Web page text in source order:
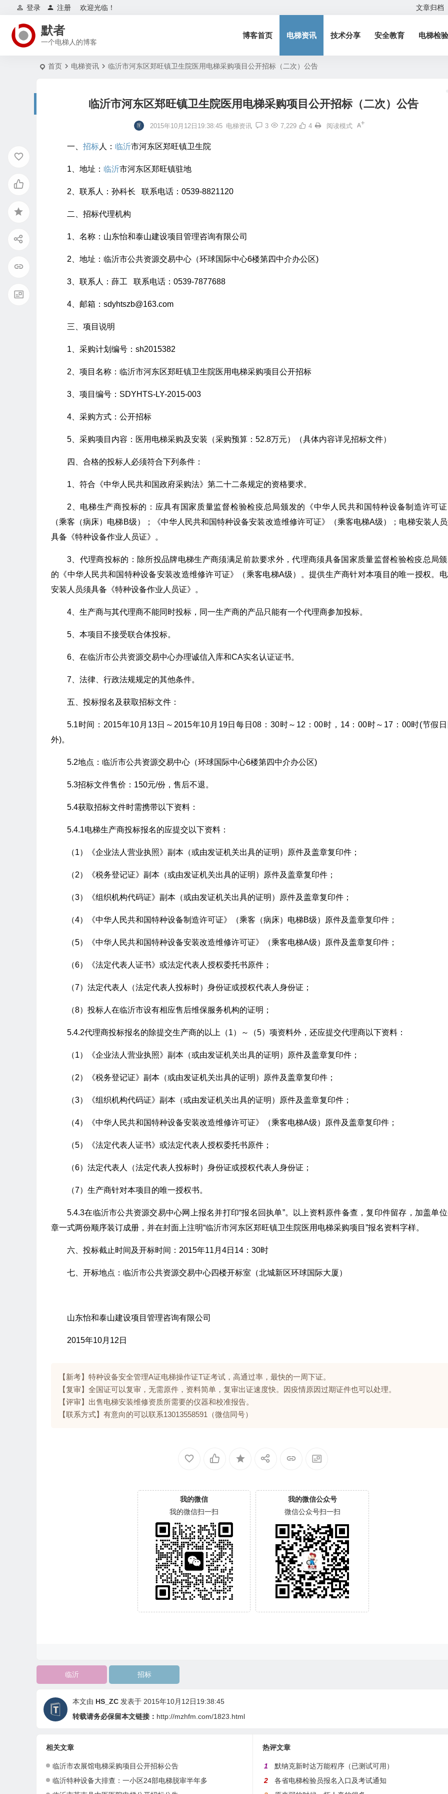
欢迎光临！
登录 注册 文章归档
默者
一个电梯人的博客
博客首页 电梯资讯 技术分享 安全教育 电梯检验
首页 电梯资讯 临沂市河东区郑旺镇卫生院医用电梯采购项目公开招标（二次）公告
临沂市河东区郑旺镇卫生院医用电梯采购项目公开招标（二次）公告
2015年10月12日19:38:45 电梯资讯 3 7,229 4 阅读模式
一、 招标人： 临沂市河东区郑旺镇卫生院
1、地址： 临沂市河东区郑旺镇驻地
2、联系人：孙科长 联系电话：0539-8821120
二、招标代理机构
1、名称：山东怡和泰山建设项目管理咨询有限公司
2、地址：临沂市公共资源交易中心（环球国际中心6楼第四中介办公区)
3、联系人：薛工 联系电话：0539-7877688
4、邮箱：sdyhtszb@163.com
三、项目说明
1、采购计划编号：sh2015382
2、项目名称：临沂市河东区郑旺镇卫生院医用电梯采购项目公开招标
3、项目编号：SDYHTS-LY-2015-003
4、采购方式：公开招标
5、采购项目内容：医用电梯采购及安装（采购预算：52.8万元）（具体内容详见招标文件）
四、合格的投标人必须符合下列条件：
1、符合《中华人民共和国政府采购法》第二十二条规定的资格要求。
2、电梯生产商投标的：应具有国家质量监督检验检疫总局颁发的《中华人民共和国特种设备制造许可
（乘客（病床）电梯B级）；《中华人民共和国特种设备安装改造维修许可证》（乘客电梯A级）；电梯安装人
具备《特种设备作业人员证》。
3、代理商投标的：除所投品牌电梯生产商须满足前款要求外，代理商须具备国家质量监督检验检疫总局
的《中华人民共和国特种设备安装改造维修许可证》（乘客电梯A级）。提供生产商针对本项目的唯一授权。
安装人员须具备《特种设备作业人员证》。
4、生产商与其代理商不能同时投标，同一生产商的产品只能有一个代理商参加投标。
5、本项目不接受联合体投标。
6、在临沂市公共资源交易中心办理诚信入库和CA实名认证证书。
7、法律、行政法规规定的其他条件。
五、投标报名及获取招标文件：
5.1时间：2015年10月13日～2015年10月19日每日08：30时～12：00时，14：00时～17：00时(节假
外)。
5.2地点：临沂市公共资源交易中心（环球国际中心6楼第四中介办公区)
5.3招标文件售价：150元/份，售后不退。
5.4获取招标文件时需携带以下资料：
5.4.1电梯生产商投标报名的应提交以下资料：
（1）《企业法人营业执照》副本（或由发证机关出具的证明）原件及盖章复印件；
（2）《税务登记证》副本（或由发证机关出具的证明）原件及盖章复印件；
（3）《组织机构代码证》副本（或由发证机关出具的证明）原件及盖章复印件；
（4）《中华人民共和国特种设备制造许可证》（乘客（病床）电梯B级）原件及盖章复印件；
（5）《中华人民共和国特种设备安装改造维修许可证》（乘客电梯A级）原件及盖章复印件；
（6）《法定代表人证书》或法定代表人授权委托书原件；
（7）法定代表人（法定代表人投标时）身份证或授权代表人身份证；
（8）投标人在临沂市设有相应售后维保服务机构的证明；
5.4.2代理商投标报名的除提交生产商的以上（1）～（5）项资料外，还应提交代理商以下资料：
（1）《企业法人营业执照》副本（或由发证机关出具的证明）原件及盖章复印件；
（2）《税务登记证》副本（或由发证机关出具的证明）原件及盖章复印件；
（3）《组织机构代码证》副本（或由发证机关出具的证明）原件及盖章复印件；
（4）《中华人民共和国特种设备安装改造维修许可证》（乘客电梯A级）原件及盖章复印件；
（5）《法定代表人证书》或法定代表人授权委托书原件；
（6）法定代表人（法定代表人投标时）身份证或授权代表人身份证；
（7）生产商针对本项目的唯一授权书。
5.4.3在临沂市公共资源交易中心网上报名并打印“报名回执单”。以上资料原件备查，复印件留存，加盖单
章一式两份顺序装订成册，并在封面上注明“临沂市河东区郑旺镇卫生院医用电梯采购项目”报名资料字样。
六、投标截止时间及开标时间：2015年11月4日14：30时
七、开标地点：临沂市公共资源交易中心四楼开标室（北城新区环球国际大厦）
山东怡和泰山建设项目管理咨询有限公司
2015年10月12日
【新考】特种设备安全管理A证电梯操作证T证考试，高通过率，最快的一周下证。
【复审】全国证可以复审，无需原件，资料简单，复审出证速度快。因疫情原因过期证件也可以处理。
【评审】出售电梯安装维修资质所需要的仪器和校准报告。
【联系方式】有意向的可以联系13013558591（微信同号）
我的微信
我的微信扫一扫
我的微信公众号
微信公众号扫一扫
临沂 招标
本文由 HS_ZC 发表于 2015年10月12日19:38:45
转载请务必保留本文链接： http://mzhfm.com/1823.html
相关文章
临沂市农展馆电梯采购项目公开招标公告
临沂特种设备大排查：一小区24部电梯脱审半年多
热评文章
1
默纳克新时达万能程序（已测试可用）
2
各省电梯检验员报名入口及考试通知